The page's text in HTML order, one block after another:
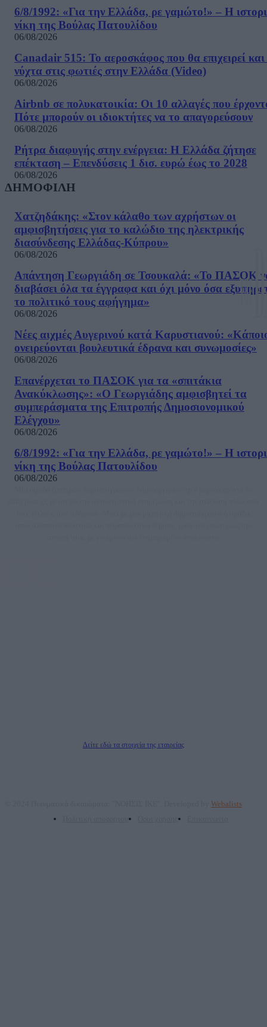
6/8/1992: «Για την Ελλάδα, ρε γαμώτο!» – Η
νίκη της Βούλας Πατουλίδου
06/08/2026
Canadair 515: Το αεροσκάφος που θα επιχειρεί
νύχτα στις φωτιές στην Ελλάδα (Video)
06/08/2026
Airbnb σε πολυκατοικία: Οι 10 αλλαγές που
Πότε μπορούν οι ιδιοκτήτες να το απαγορεύσουν
06/08/2026
Ρήτρα διαφυγής στην ενέργεια: Η Ελλάδα ζήτησε
επέκταση – Επενδύσεις 1 δισ. ευρώ έως το 2028
06/08/2026
ΔΗΜΟΦΙΛΗ
Χατζηδάκης: «Στον κάλαθο των αχρήστων οι
αμφισβητήσεις για το καλώδιο της ηλεκτρικής
διασύνδεσης Ελλάδας-Κύπρου»
06/08/2026
Απάντηση Γεωργιάδη σε Τσουκαλά: «Το ΠΑΣΟΚ
διαβάσει όλα τα έγγραφα και όχι μόνο όσα
το πολιτικό τους αφήγημα»
06/08/2026
Νέες αιχμές Αυγερινού κατά Καρυστιανού:
ονειρεύονται βουλευτικά έδρανα και συνωμοσίες»
06/08/2026
Επανέρχεται το ΠΑΣΟΚ για τα «σπιτάκια
Ανακύκλωσης»: «Ο Γεωργιάδης αμφισβητεί τα
συμπεράσματα της Επιτροπής Δημοσιονομικού
Ελέγχου»
06/08/2026
6/8/1992: «Για την Ελλάδα, ρε γαμώτο!» – Η
νίκη της Βούλας Πατουλίδου
06/08/2026
Δείτε εδώ τα στοιχεία της εταιρείας
Webalists